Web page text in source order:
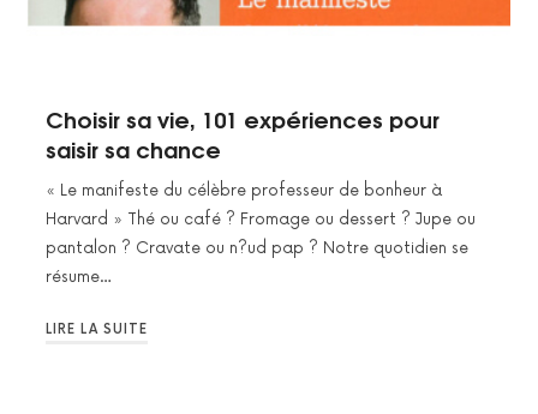
Choisir sa vie, 101 expériences pour
saisir sa chance
« Le manifeste du célèbre professeur de bonheur à
Harvard » Thé ou café ? Fromage ou dessert ? Jupe ou
pantalon ? Cravate ou n?ud pap ? Notre quotidien se
résume…
LIRE LA SUITE